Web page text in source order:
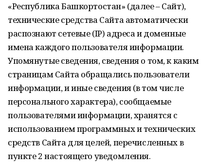
«Республика Башкортостан» (далее – Сайт),
технические средства Сайта автоматически
распознают сетевые (IP) адреса и доменные
имена каждого пользователя информации.
Упомянутые сведения, сведения о том, к каким
страницам Сайта обращались пользователи
информации, и иные сведения (в том числе
персонального характера), сообщаемые
пользователями информации, хранятся с
использованием программных и технических
средств Сайта для целей, перечисленных в
пункте 2 настоящего уведомления.